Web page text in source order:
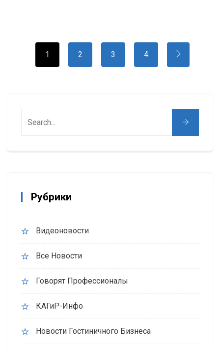
1 2 3 4
Рубрики
Видеоновости
Все Новости
Говорят Профессионалы
КАГиР-Инфо
Новости Гостиничного Бизнеса